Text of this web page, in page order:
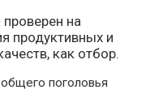
проверен на
продуктивных и
как отбор.
поголовья